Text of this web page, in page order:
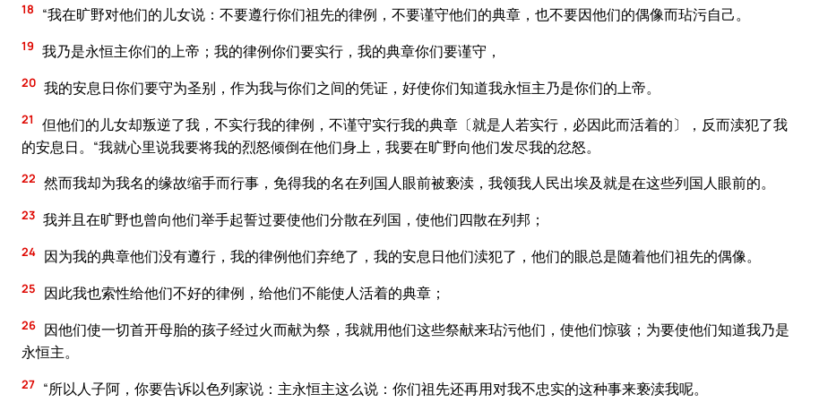
18 “我在旷野对他们的儿女说：不要遵行你们祖先的律例，不要谨守他们的典章，也不要因他们的偶像而玷污自己。
19 我乃是永恒主你们的上帝；我的律例你们要实行，我的典章你们要谨守，
20 我的安息日你们要守为圣别，作为我与你们之间的凭证，好使你们知道我永恒主乃是你们的上帝。
21
但他们的儿女却叛逆了我，不实行我的律例，不谨守实行我的典章〔就是人若实行，必因此而活着的〕，反而渎犯了我
的安息日。“我就心里说我要将我的烈怒倾倒在他们身上，我要在旷野向他们发尽我的忿怒。
22 然而我却为我名的缘故缩手而行事，免得我的名在列国人眼前被亵渎，我领我人民出埃及就是在这些列国人眼前的。
23 我并且在旷野也曾向他们举手起誓过要使他们分散在列国，使他们四散在列邦；
24 因为我的典章他们没有遵行，我的律例他们弃绝了，我的安息日他们渎犯了，他们的眼总是随着他们祖先的偶像。
25 因此我也索性给他们不好的律例，给他们不能使人活着的典章；
26 因他们使一切首开母胎的孩子经过火而献为祭，我就用他们这些祭献来玷污他们，使他们惊骇；为要使他们知道我乃是
永恒主。
27 “所以人子阿，你要告诉以色列家说：主永恒主这么说：你们祖先还再用对我不忠实的这种事来亵渎我呢。